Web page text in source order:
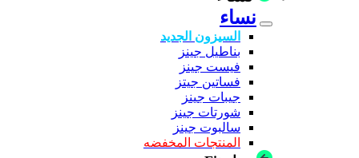
نساء
السيزون الجديد
بناطيل جينز
فيست جينز
فساتين جيتز
جيبات جينز
شورتات جينز
سالبوت جينز
المنتجات المخفضه